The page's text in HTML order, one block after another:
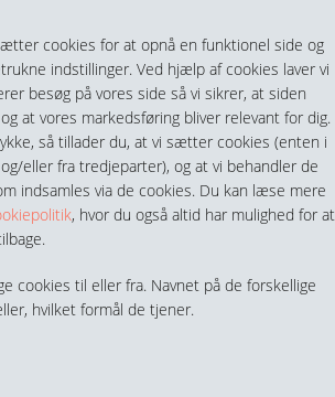
cookies for at opnå en funktionel side og
indstillinger. Ved hjælp af cookies laver vi
besøg på vores side så vi sikrer, at siden
at vores markedsføring bliver relevant for dig.
så tillader du, at vi sætter cookies (enten i
eller fra tredjeparter), og at vi behandler de
indsamles via de cookies. Du kan læse mere
, hvor du også altid har mulighed for at
cookies til eller fra. Navnet på de forskellige
hvilket formål de tjener.
0 vare(r) i kurven
0,00 DKK
& TILBEHØR
1/4" NIPPELRØR